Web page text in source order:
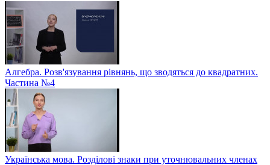
Алгебра. Розв'язування рівнянь, що зводяться до квадратних.
Частина №4
Українська мова. Розділові знаки при уточнювальних членах